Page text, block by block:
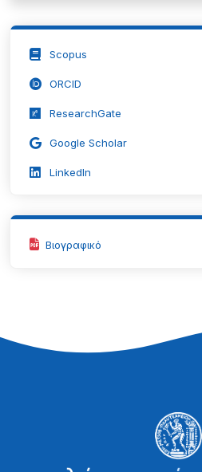
Scopus
ORCID
ResearchGate
Google Scholar
LinkedIn
Βιογραφικό